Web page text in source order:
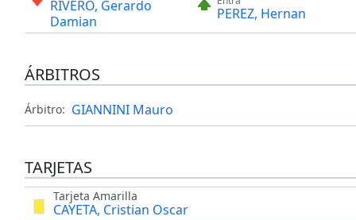
RIVERO, Gerardo
Damian
PEREZ, Hernan
ÁRBITROS
Árbitro: GIANNINI Mauro
TARJETAS
Tarjeta Amarilla
CAYETA, Cristian Oscar